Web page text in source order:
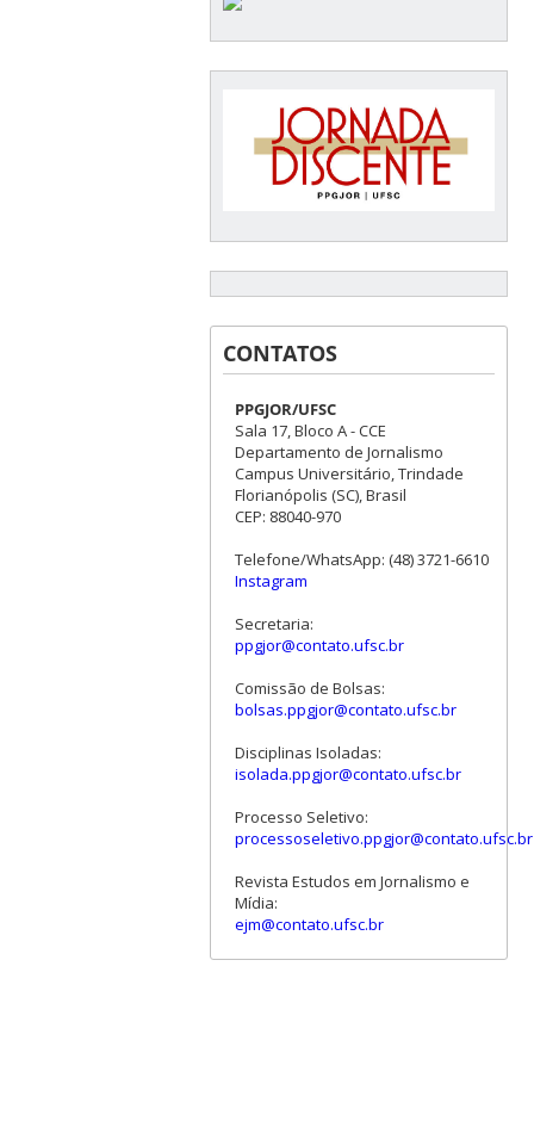
CONTATOS
PPGJOR/UFSC
Sala 17, Bloco A - CCE
Departamento de Jornalismo
Campus Universitário, Trindade
Florianópolis (SC), Brasil
CEP: 88040-970
Telefone/WhatsApp: (48) 3721-6610
Instagram
Secretaria:
ppgjor@contato.ufsc.br
Comissão de Bolsas:
bolsas.ppgjor@contato.ufsc.br
Disciplinas Isoladas:
isolada.ppgjor@contato.ufsc.br
Processo Seletivo:
processoseletivo.ppgjor@contato.ufsc.br
Revista Estudos em Jornalismo e
Mídia:
ejm@contato.ufsc.br